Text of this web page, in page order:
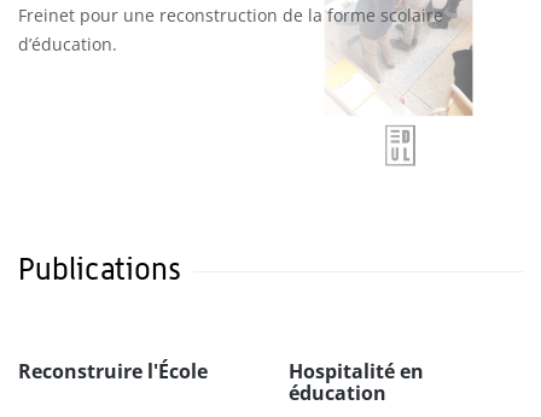
Freinet pour une reconstruction de la forme scolaire
d’éducation.
Publications
Reconstruire l'École
Hospitalité en
éducation